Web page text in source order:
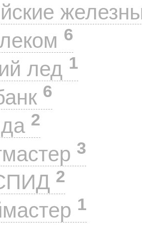
6
лед 1
6
2
3
2
1